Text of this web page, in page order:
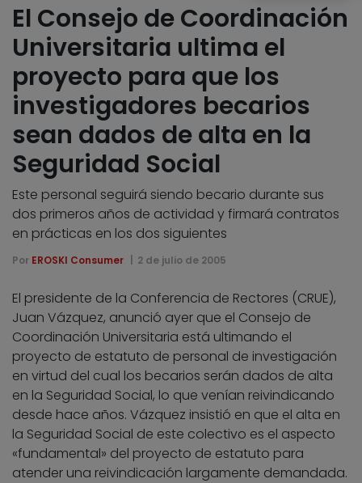
El Consejo de Coordinación
Universitaria ultima el
proyecto para que los
investigadores becarios
sean dados de alta en la
Seguridad Social
Este personal seguirá siendo becario durante sus
dos primeros años de actividad y firmará contratos
en prácticas en los dos siguientes
Por EROSKI Consumer 2 de julio de 2005
El presidente de la Conferencia de Rectores (CRUE),
Juan Vázquez, anunció ayer que el Consejo de
Coordinación Universitaria está ultimando el
proyecto de estatuto de personal de investigación
en virtud del cual los becarios serán dados de alta
en la Seguridad Social, lo que venían reivindicando
desde hace años. Vázquez insistió en que el alta en
la Seguridad Social de este colectivo es el aspecto
«fundamental» del proyecto de estatuto para
atender una reivindicación largamente demandada.